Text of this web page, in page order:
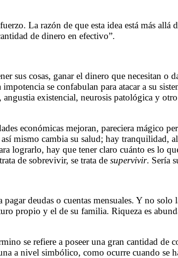
La razón de que esta idea está más
de dinero en efectivo”.
sus cosas, ganar el dinero que necesitan o
se confabulan para atacar a su
existencial, neurosis patológica y
económicas mejoran, pareciera mágico
mismo cambia su salud; hay tranquilidad,
lograrlo, hay que tener claro cuánto es lo
de sobrevivir, se trata de supervivir. Sería
deudas o cuentas mensuales. Y no
propio y el de su familia. Riqueza es
se refiere a poseer una gran cantidad de
a nivel simbólico, como ocurre cuando se